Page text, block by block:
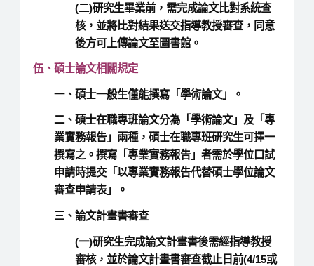
(二)研究生畢業前，需完成論文比對系統查
核，並將比對結果送交指導教授審查，同意
後方可上傳論文至圖書館。
伍、碩士論文相關規定
一、碩士一般生僅能撰寫「學術論文」。
二、碩士在職專班論文分為「學術論文」及「專
業實務報告」兩種，碩士在職專班研究生可擇一
撰寫之。撰寫「專業實務報告」者需於學位口試
申請時提交「以專業實務報告代替碩士學位論文
審查申請表」。
三、論文計畫書審查
(一)研究生完成論文計畫書後需經指導教授
審核，並於論文計畫書審查截止日前(4/15或